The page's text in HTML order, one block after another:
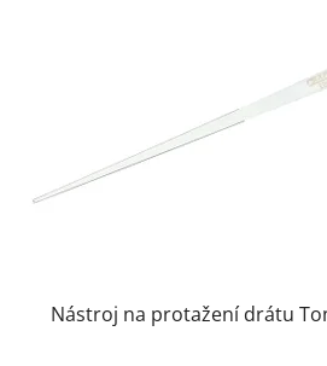
Nástroj na protažení drátu